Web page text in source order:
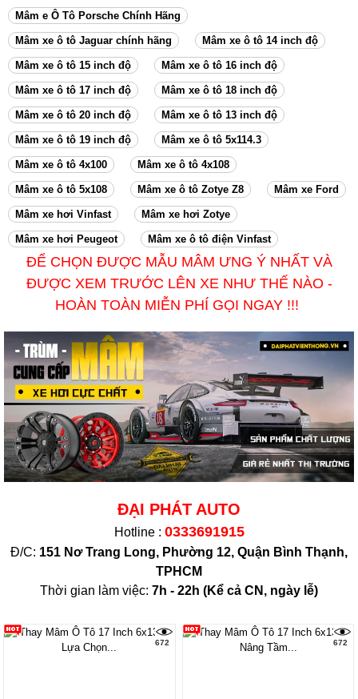
Mâm e Ô Tô Porsche Chính Hãng
Mâm xe ô tô Jaguar chính hãng Mâm xe ô tô 14 inch độ
Mâm xe ô tô 15 inch độ Mâm xe ô tô 16 inch độ
Mâm xe ô tô 17 inch độ Mâm xe ô tô 18 inch độ
Mâm xe ô tô 20 inch độ Mâm xe ô tô 13 inch độ
Mâm xe ô tô 19 inch độ Mâm xe ô tô 5x114.3
Mâm xe ô tô 4x100 Mâm xe ô tô 4x108
Mâm xe ô tô 5x108 Mâm xe ô tô Zotye Z8 Mâm xe Ford
Mâm xe hơi Vinfast Mâm xe hơi Zotye
Mâm xe hơi Peugeot Mâm xe ô tô điện Vinfast
ĐỂ CHỌN ĐƯỢC MẪU MÂM ƯNG Ý NHẤT VÀ
ĐƯỢC XEM TRƯỚC LÊN XE NHƯ THẾ NÀO -
HOÀN TOÀN MIỄN PHÍ GỌI NGAY !!!
ĐẠI PHÁT AUTO
Hotline : 0333691915
Đ/C: 151 Nơ Trang Long, Phường 12, Quận Bình Thạnh,
TPHCM
Thời gian làm việc: 7h - 22h (Kể cả CN, ngày lễ)
672 672